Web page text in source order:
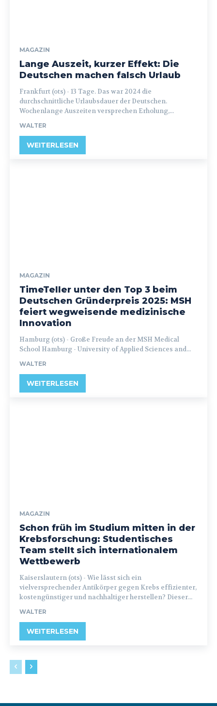
MAGAZIN
Lange Auszeit, kurzer Effekt: Die
Deutschen machen falsch Urlaub
Frankfurt (ots) - 13 Tage. Das war 2024 die
durchschnittliche Urlaubsdauer der Deutschen.
Wochenlange Auszeiten versprechen Erholung,...
WALTER
WEITERLESEN
MAGAZIN
TimeTeller unter den Top 3 beim
Deutschen Gründerpreis 2025: MSH
feiert wegweisende medizinische
Innovation
Hamburg (ots) - Große Freude an der MSH Medical
School Hamburg - University of Applied Sciences and...
WALTER
WEITERLESEN
MAGAZIN
Schon früh im Studium mitten in der
Krebsforschung: Studentisches
Team stellt sich internationalem
Wettbewerb
Kaiserslautern (ots) - Wie lässt sich ein
vielversprechender Antikörper gegen Krebs effizienter,
kostengünstiger und nachhaltiger herstellen? Dieser...
WALTER
WEITERLESEN